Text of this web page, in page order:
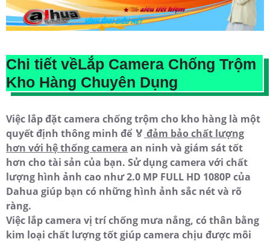
Chi tiết vềLắp Camera Chống Trộm
Kho Hàng Chuyên Dụng